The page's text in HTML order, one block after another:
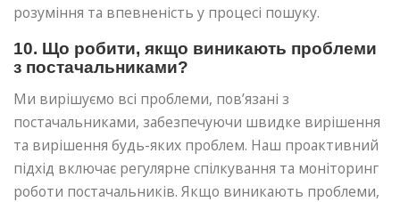
розуміння та впевненість у процесі пошуку.
10. Що робити, якщо виникають проблеми
з постачальниками?
Ми вирішуємо всі проблеми, пов’язані з
постачальниками, забезпечуючи швидке вирішення
та вирішення будь-яких проблем. Наш проактивний
підхід включає регулярне спілкування та моніторинг
роботи постачальників. Якщо виникають проблеми,